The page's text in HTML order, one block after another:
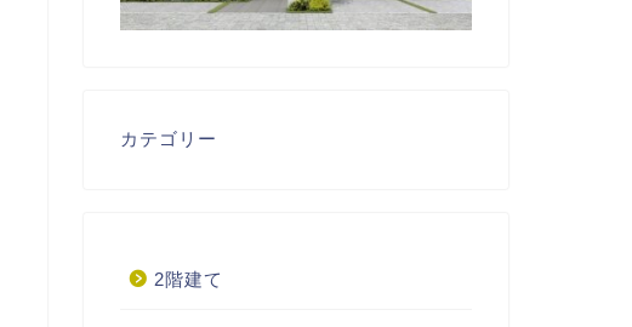
カテゴリー
2階建て